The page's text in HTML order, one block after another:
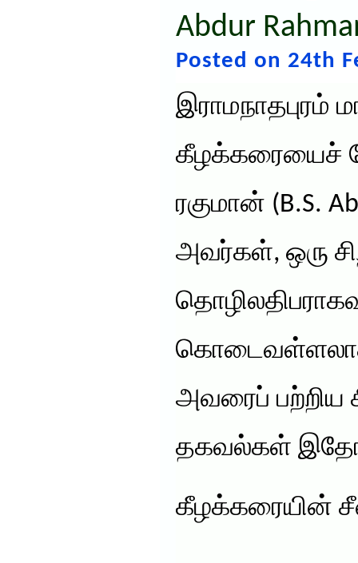
Abdur
Posted on 24th
இராமநாதபுரம்
கீழக்கரையைச்
ரகுமான் (B.S.
அவர்கள், ஒரு
அவரைப் பற்றிய
தகவல்கள்
கீழக்கரையின்